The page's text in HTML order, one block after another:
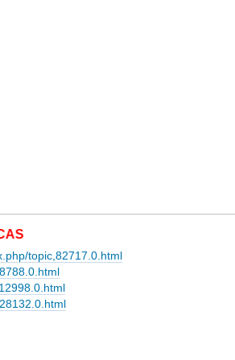
topic,82717.0.html